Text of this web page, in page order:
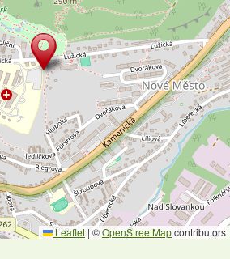
Leaflet | ©OpenStreetMapcontributors